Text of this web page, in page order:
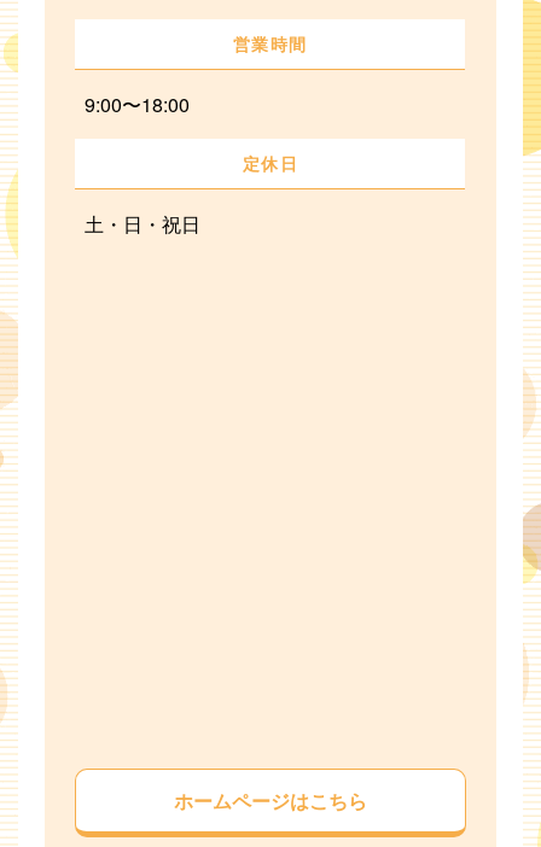
営業時間
9:00〜18:00
定休日
土・日・祝日
ホームページはこちら